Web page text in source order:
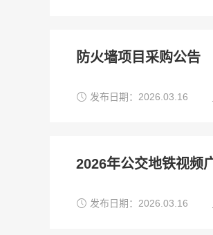
防火墙项目采购公告
 发布日期：2026.03.16
2026年公交地铁视频
 发布日期：2026.03.16